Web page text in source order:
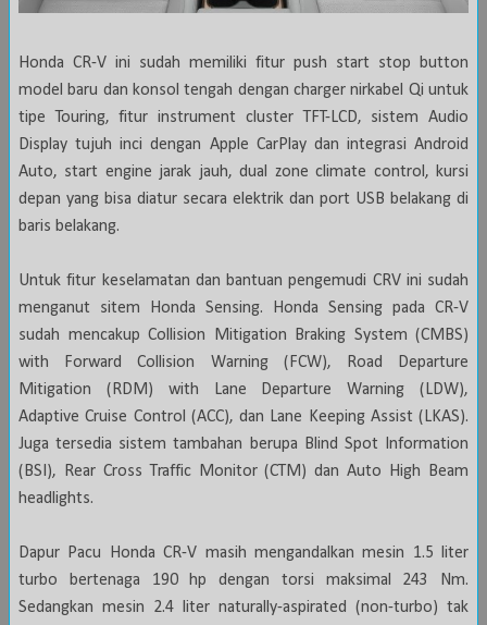
Honda CR-V ini sudah memiliki fitur push start stop button
model baru dan konsol tengah dengan charger nirkabel Qi untuk
tipe Touring, fitur instrument cluster TFT-LCD, sistem Audio
Display tujuh inci dengan Apple CarPlay dan integrasi Android
Auto, start engine jarak jauh, dual zone climate control, kursi
depan yang bisa diatur secara elektrik dan port USB belakang di
baris belakang.
Untuk fitur keselamatan dan bantuan pengemudi CRV ini sudah
menganut sitem Honda Sensing. Honda Sensing pada CR-V
sudah mencakup Collision Mitigation Braking System (CMBS)
with Forward Collision Warning (FCW), Road Departure
Mitigation (RDM) with Lane Departure Warning (LDW),
Adaptive Cruise Control (ACC), dan Lane Keeping Assist (LKAS).
Juga tersedia sistem tambahan berupa Blind Spot Information
(BSI), Rear Cross Traffic Monitor (CTM) dan Auto High Beam
headlights.
Dapur Pacu Honda CR-V masih mengandalkan mesin 1.5 liter
turbo bertenaga 190 hp dengan torsi maksimal 243 Nm.
Sedangkan mesin 2.4 liter naturally-aspirated (non-turbo) tak